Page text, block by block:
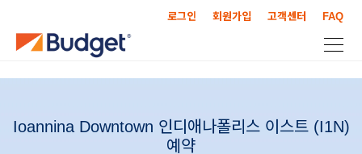
로그인 회원가입 고객센터 FAQ
Ioannina Downtown 인디애나폴리스 이스트 (I1N)
예약